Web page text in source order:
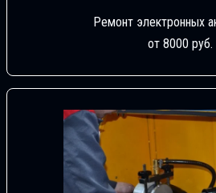
Ремонт электронных
от 8000 руб.